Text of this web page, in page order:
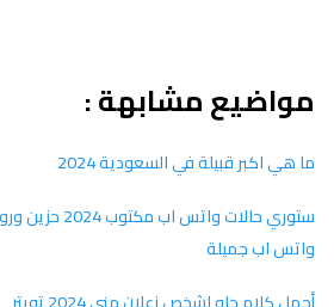
مواضيع مشابهة :
ما هي اكبر قبيلة في السعودية 2024
واتس اب جميلة